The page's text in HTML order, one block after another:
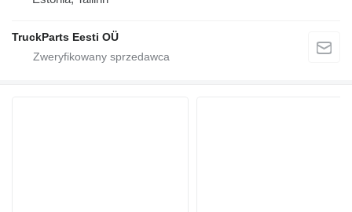
TruckParts Eesti OÜ